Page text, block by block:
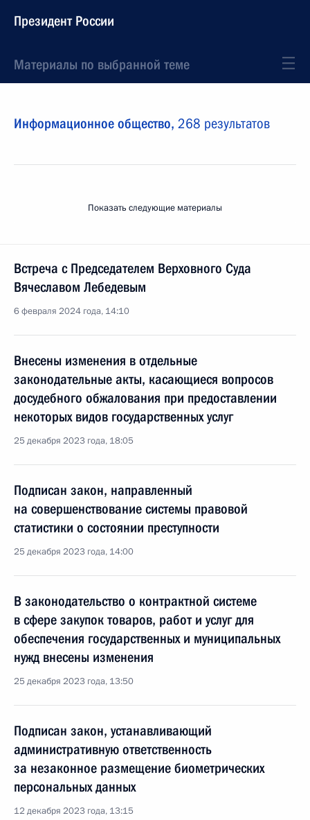
Президент России
Материалы по выбранной теме
Информационное общество, 268 результатов
Показать следующие материалы
Встреча с Председателем Верховного Суда
Вячеславом Лебедевым
6 февраля 2024 года, 14:10
Внесены изменения в отдельные
законодательные акты, касающиеся вопросов
досудебного обжалования при предоставлении
некоторых видов государственных услуг
25 декабря 2023 года, 18:05
Подписан закон, направленный
на совершенствование системы правовой
статистики о состоянии преступности
25 декабря 2023 года, 14:00
В законодательство о контрактной системе
в сфере закупок товаров, работ и услуг для
обеспечения государственных и муниципальных
нужд внесены изменения
25 декабря 2023 года, 13:50
Подписан закон, устанавливающий
административную ответственность
за незаконное размещение биометрических
персональных данных
12 декабря 2023 года, 13:15